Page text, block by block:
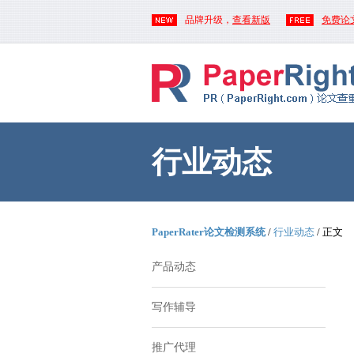
品牌升级， 查看新版 免费论
行业动态
PaperRater论文检测系统/ 行业动态 / 正文
产品动态
写作辅导
推广代理